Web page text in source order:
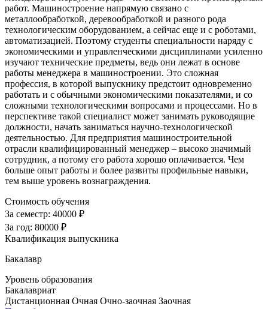
работ. Машиностроение напрямую связано с
металлообработкой, деревообработкой и разного рода
технологическим оборудованием, а сейчас еще и с роботами,
автоматизацией. Поэтому студенты специальности наряду с
экономическими и управленческими дисциплинами усиленно
изучают технические предметы, ведь они лежат в основе
работы менеджера в машиностроении. Это сложная
профессия, в которой выпускнику предстоит одновременно
работать и с обычными экономическими показателями, и со
сложными технологическими вопросами и процессами. Но в
перспективе такой специалист может занимать руководящие
должности, начать заниматься научно-технологической
деятельностью. Для предприятия машиностроительной
отрасли квалифицированный менеджер – высоко значимый
сотрудник, а потому его работа хорошо оплачивается. Чем
больше опыт работы и более развиты профильные навыки,
тем выше уровень вознаграждения.
Стоимость обучения
За семестр: 40000 ₽
За год: 80000 ₽
Квалификация выпускника
Бакалавр
Уровень образования
Бакалавриат
Дистанционная Очная Очно-заочная Заочная